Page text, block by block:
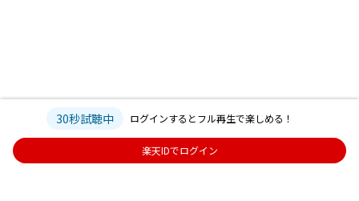
30秒試聴中 ログインするとフル再生で楽しめる！
楽天IDでログイン